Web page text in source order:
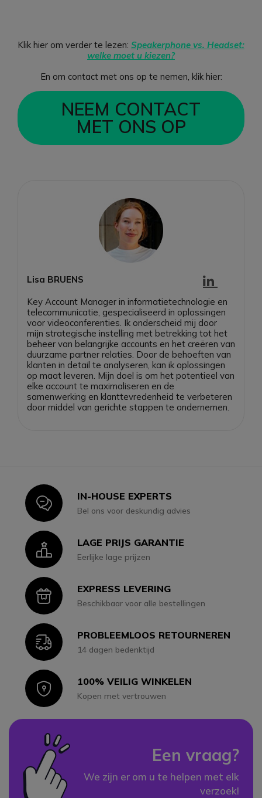
Klik hier om verder te lezen: Speakerphone vs. Headset:
welke moet u kiezen?
En om contact met ons op te nemen, klik hier:
NEEM CONTACT
MET ONS OP
Lisa BRUENS
Key Account Manager in informatietechnologie en
telecommunicatie, gespecialiseerd in oplossingen
voor videoconferenties. Ik onderscheid mij door
mijn strategische instelling met betrekking tot het
beheer van belangrijke accounts en het creëren van
duurzame partner relaties. Door de behoeften van
klanten in detail te analyseren, kan ik oplossingen
op maat leveren. Mijn doel is om het potentieel van
elke account te maximaliseren en de
samenwerking en klanttevredenheid te verbeteren
door middel van gerichte stappen te ondernemen.
IconIN-HOUSE EXPERTS
Bel ons voor deskundig advies
IconLAGE PRIJS GARANTIE
Eerlijke lage prijzen
IconEXPRESS LEVERING
Beschikbaar voor alle bestellingen
IconPROBLEEMLOOS RETOURNEREN
14 dagen bedenktijd
Icon100% VEILIG WINKELEN
Kopen met vertrouwen
Een vraag?
We zijn er om u te helpen met elk
verzoek!